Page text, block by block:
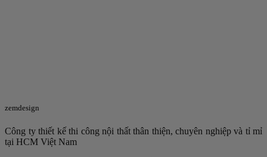
zemdesign
Công ty thiết kế thi công nội thất thân thiện, chuyên nghiệp và tỉ mỉ
tại HCM Việt Nam